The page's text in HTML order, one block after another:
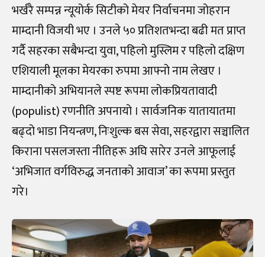
भर्खरै सम्पन्न न्यूयोर्क सिटीको मेयर निर्वाचनमा जोहरान
माम्दानी विजयी भए । उनले ५० प्रतिशतभन्दा बढी मत प्राप्त
गर्दै सहरका सबैभन्दा युवा, पहिलो मुस्लिम र पहिलो दक्षिण
एशियाली मूलका मेयरका रुपमा आफ्नो नाम लेखए ।
माम्दानीको अभियानले स्पष्ट रूपमा लोकप्रियतावादी
(populist) रणनीति अपनायो । सार्वजनिक यातायातमा
बढ्दो भाडा नियन्त्रण, निःशुल्क बस सेवा, सहरद्वारा सञ्चालित
किराना पसलजस्ता नीतिहरू अघि सारेर उनले आफूलाई
‘अभिजात वर्गविरुद्ध जनताको आवाज’ का रूपमा प्रस्तुत
गरे।